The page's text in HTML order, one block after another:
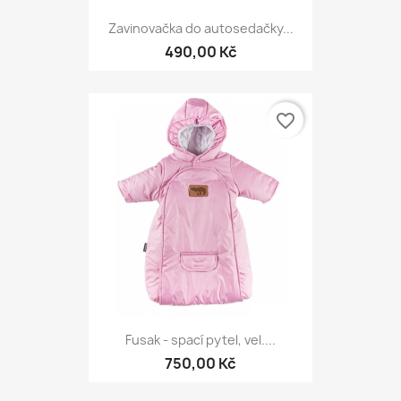
Zavinovačka do autosedačky...
490,00 Kč
Fusak - spací pytel, vel....
750,00 Kč
favorite_border